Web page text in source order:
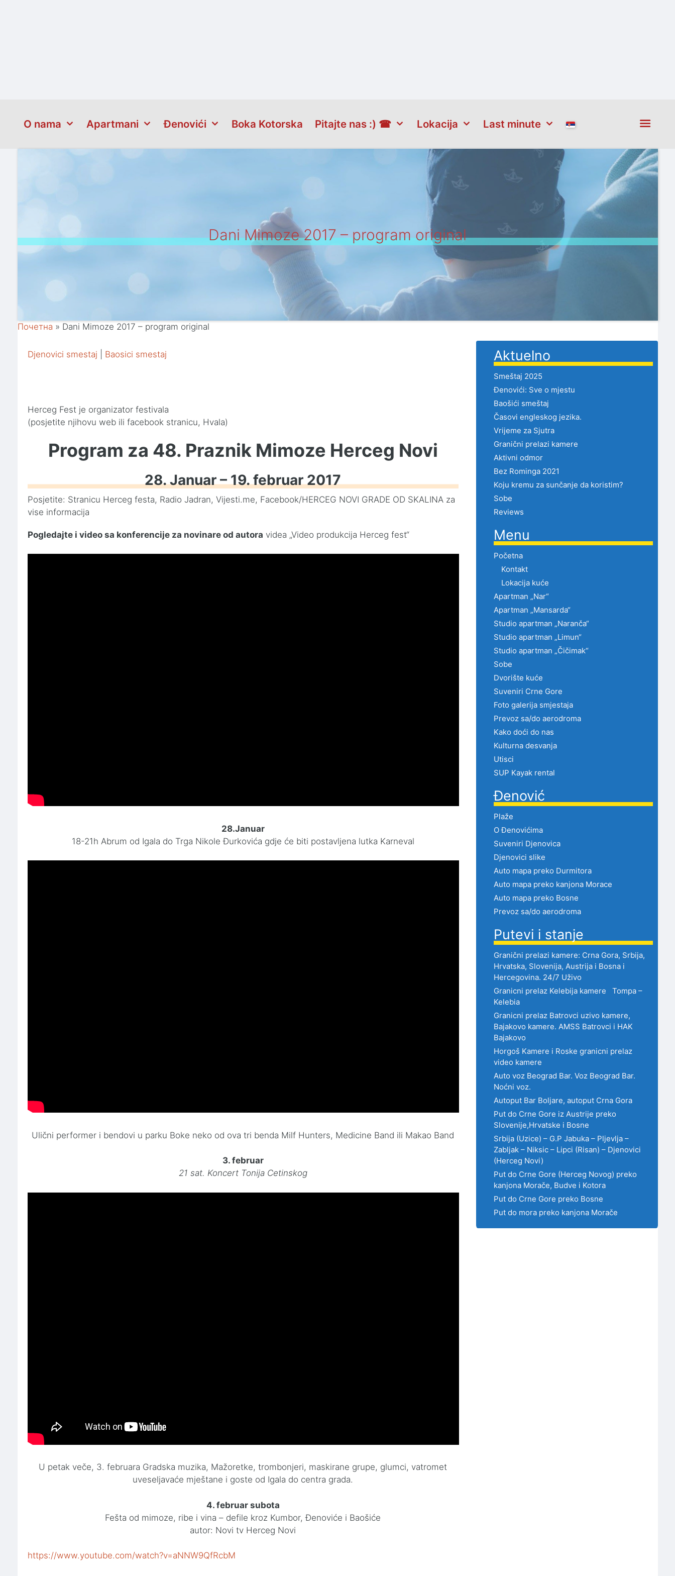
O nama Apartmani Đenovići Boka Kotorska Pitajte nas :) ☎ Lokacija Last minute
Dani Mimoze 2017 – program original
Почетна » Dani Mimoze 2017 – program original
Djenovici smestaj Baosici smestaj
Herceg Fest je organizator festivala
(posjetite njihovu web ili facebook stranicu, Hvala)
Program za 48. Praznik Mimoze Herceg Novi
28. Januar – 19. februar 2017
Posjetite: Stranicu Herceg festa, Radio Jadran, Vijesti.me, Facebook/HERCEG NOVI GRADE OD SKALINA za
vise informacija
Pogledajte i video sa konferencije za novinare od autora videa „Video produkcija Herceg fest“
28.Januar
18-21h Abrum od Igala do Trga Nikole Đurkovića gdje će biti postavljena lutka Karneval
Ulični performer i bendovi u parku Boke neko od ova tri benda Milf Hunters, Medicine Band ili Makao Band
3. februar
21 sat. Koncert Tonija Cetinskog
U petak veče, 3. februara Gradska muzika, Mažoretke, trombonjeri, maskirane grupe, glumci, vatromet
uveseljavaće mještane i goste od Igala do centra grada.
4. februar subota
Fešta od mimoze, ribe i vina – defile kroz Kumbor, Đenoviće i Baošiće
autor: Novi tv Herceg Novi
https://www.youtube.com/watch?v=aNNW9QfRcbM
Aktuelno
Smeštaj 2025
Đenovići: Sve o mjestu
Baošići smeštaj
Časovi engleskog jezika.
Vrijeme za Sjutra
Granični prelazi kamere
Aktivni odmor
Bez Rominga 2021
Koju kremu za sunčanje da koristim?
Sobe
Reviews
Menu
Početna
Kontakt
Lokacija kuće
Apartman „Nar“
Apartman „Mansarda“
Studio apartman „Naranča“
Studio apartman „Limun“
Studio apartman „Čičimak“
Sobe
Dvorište kuće
Suveniri Crne Gore
Foto galerija smjestaja
Prevoz sa/do aerodroma
Kako doći do nas
Kulturna desvanja
Utisci
SUP Kayak rental
Đenović
Plaže
O Đenovićima
Suveniri Djenovica
Djenovici slike
Auto mapa preko Durmitora
Auto mapa preko kanjona Morace
Auto mapa preko Bosne
Prevoz sa/do aerodroma
Putevi i stanje
Granični prelazi kamere: Crna Gora, Srbija,
Hrvatska, Slovenija, Austrija i Bosna i
Hercegovina. 24/7 Uživo
Granicni prelaz Kelebija kamere Tompa –
Kelebia
Granicni prelaz Batrovci uzivo kamere,
Bajakovo kamere. AMSS Batrovci i HAK
Bajakovo
Horgoš Kamere i Roske granicni prelaz
video kamere
Auto voz Beograd Bar. Voz Beograd Bar.
Noćni voz.
Autoput Bar Boljare, autoput Crna Gora
Put do Crne Gore iz Austrije preko
Slovenije,Hrvatske i Bosne
Srbija (Uzice) – G.P Jabuka – Pljevlja –
Zabljak – Niksic – Lipci (Risan) – Djenovici
(Herceg Novi)
Put do Crne Gore (Herceg Novog) preko
kanjona Morače, Budve i Kotora
Put do Crne Gore preko Bosne
Put do mora preko kanjona Morače